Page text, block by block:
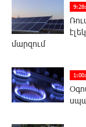
մարզում